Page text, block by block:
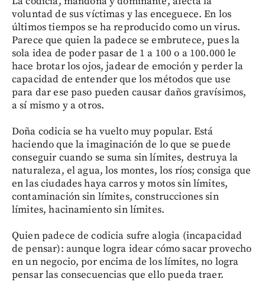
voluntad de sus víctimas y las enceguece. En los
últimos tiempos se ha reproducido como un virus.
Parece que quien la padece se embrutece, pues la
sola idea de poder pasar de 1 a 100 o a 100.000 le
hace brotar los ojos, jadear de emoción y perder la
capacidad de entender que los métodos que use
para dar ese paso pueden causar daños gravísimos,
a sí mismo y a otros.
Doña codicia se ha vuelto muy popular. Está
haciendo que la imaginación de lo que se puede
conseguir cuando se suma sin límites, destruya la
naturaleza, el agua, los montes, los ríos; consiga que
en las ciudades haya carros y motos sin límites,
contaminación sin límites, construcciones sin
límites, hacinamiento sin límites.
Quien padece de codicia sufre alogia (incapacidad
de pensar): aunque logra idear cómo sacar provecho
en un negocio, por encima de los límites, no logra
pensar las consecuencias que ello pueda traer.